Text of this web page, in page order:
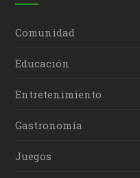
Comunidad
Educación
Entretenimiento
Gastronomía
Juegos